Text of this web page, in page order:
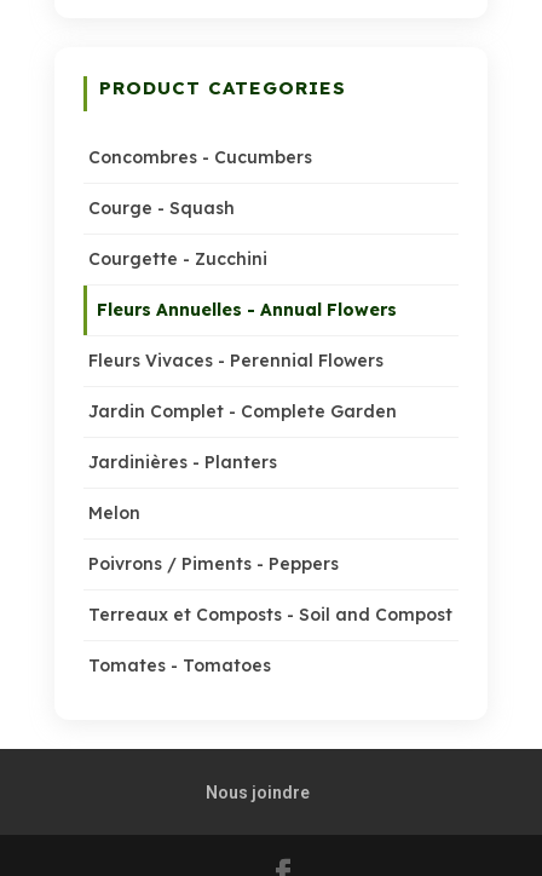
PRODUCT CATEGORIES
Concombres - Cucumbers
Courge - Squash
Courgette - Zucchini
Fleurs Annuelles - Annual Flowers
Fleurs Vivaces - Perennial Flowers
Jardin Complet - Complete Garden
Jardinières - Planters
Melon
Poivrons / Piments - Peppers
Terreaux et Composts - Soil and Compost
Tomates - Tomatoes
Nous joindre